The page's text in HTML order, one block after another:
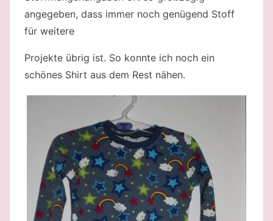
angegeben, dass immer noch genügend Stoff
für weitere
Projekte übrig ist. So konnte ich noch ein
schönes Shirt aus dem Rest nähen.